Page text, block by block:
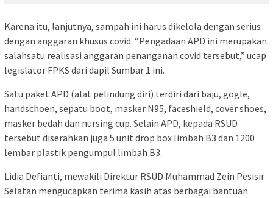
Karena itu, lanjutnya, sampah ini harus dikelola dengan serius
dengan anggaran khusus covid. “Pengadaan APD ini merupakan
salahsatu realisasi anggaran penanganan covid tersebut,” ucap
legislator FPKS dari dapil Sumbar 1 ini.
Satu paket APD (alat pelindung diri) terdiri dari baju, gogle,
handschoen, sepatu boot, masker N95, faceshield, cover shoes,
masker bedah dan nursing cup. Selain APD, kepada RSUD
tersebut diserahkan juga 5 unit drop box limbah B3 dan 1200
lembar plastik pengumpul limbah B3.
Lidia Defianti, mewakili Direktur RSUD Muhammad Zein Pesisir
Selatan mengucapkan terima kasih atas berbagai bantuan